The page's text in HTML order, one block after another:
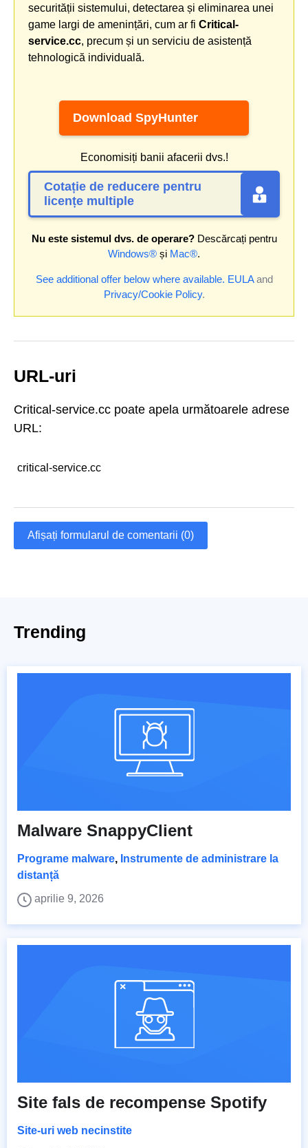
securității sistemului, detectarea și eliminarea unei
game largi de amenințări, cum ar fi Critical-
service.cc, precum și un serviciu de asistență
tehnologică individuală.
Download SpyHunter
Economisiți banii afacerii dvs.!
Cotație de reducere pentru
licențe multiple
Nu este sistemul dvs. de operare?Descărcați pentru
Windows® și Mac®.
See additional offer below where available. EULAand
Privacy/Cookie Policy.
URL-uri
Critical-service.cc poate apela următoarele adrese
URL:
critical-service.cc
Afișați formularul de comentarii (0)
Trending
Malware SnappyClient
Programe malware, Instrumente de administrare la
distanță
aprilie 9, 2026
Site fals de recompense Spotify
Site-uri web necinstite